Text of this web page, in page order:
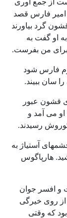
از جمع آوری
امیر فارس قصد
گرد بیاورند
او گفت به
برای من بفرست.
فارس شود
سان ببیند.
قشون عبور
می آمد و
کوروش رسیدند.
آستیاژ به
هارپاگوس
و افسر جوان
از روی خیرگی
که وقتی